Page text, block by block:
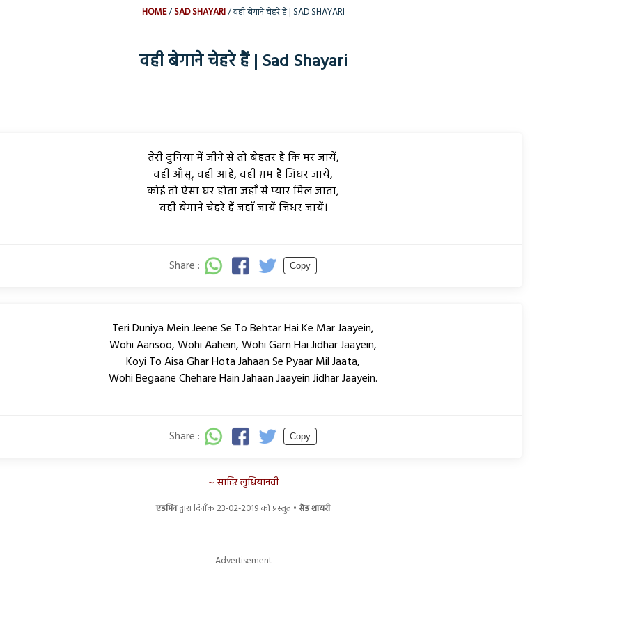
HOME SAD SHAYARI वही बेगाने चेहरे हैं | SAD SHAYARI
वही बेगाने चेहरे हैं | Sad Shayari
तेरी दुनिया में जीने से तो बेहतर है कि मर जायें,
वही आँसू, वही आहें, वही ग़म है जिधर जायें,
कोई तो ऐसा घर होता जहाँ से प्यार मिल जाता,
वही बेगाने चेहरे हैं जहाँ जायें जिधर जायें।
Share : Copy
Teri Duniya Mein Jeene Se To Behtar Hai Ke Mar Jaayein,
Wohi Aansoo, Wohi Aahein, Wohi Gam Hai Jidhar Jaayein,
Koyi To Aisa Ghar Hota Jahaan Se Pyaar Mil Jaata,
Wohi Begaane Chehare Hain Jahaan Jaayein Jidhar Jaayein.
Share : Copy
साहिर लुधियानवी
एडमिनद्वारा दिनाँक 23-02-2019 को प्रस्तुत •सैड शायरी
-Advertisement-